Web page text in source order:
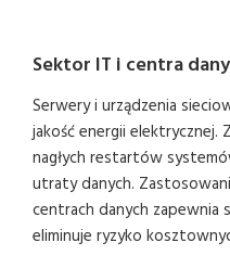
Sektor IT i centra
Serwery i urządzenia
jakość energii elektrycznej.
nagłych restartów
utraty danych.
centrach danych zapewnia
eliminuje ryzyko